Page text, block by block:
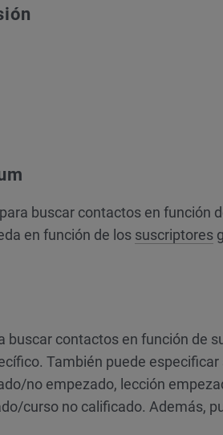
buscar contactos en función
en función de los suscriptores
buscar contactos en función de
También puede
no empezado, lección
curso no calificado. Además,